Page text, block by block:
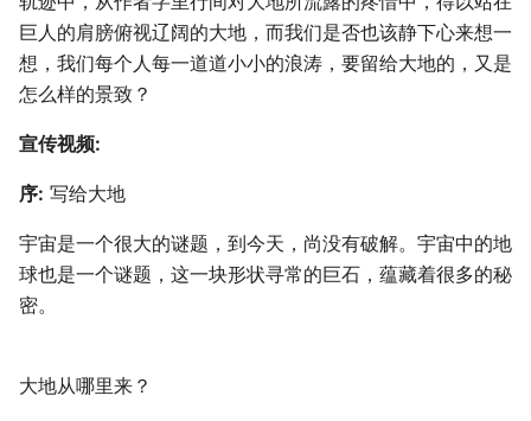
巨人的肩膀俯视辽阔的大地，而我们是否也该静下心来想一
想，我们每个人每一道道小小的浪涛，要留给大地的，又是
怎么样的景致？
宣传视频:
序: 写给大地
宇宙是一个很大的谜题，到今天，尚没有破解。宇宙中的地
球也是一个谜题，这一块形状寻常的巨石，蕴藏着很多的秘
密。
大地从哪里来？